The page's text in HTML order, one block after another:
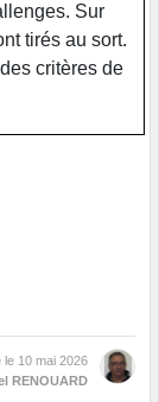
Sur
tirés au sort.
critères de
le 10 mai 2026
RENOUARD